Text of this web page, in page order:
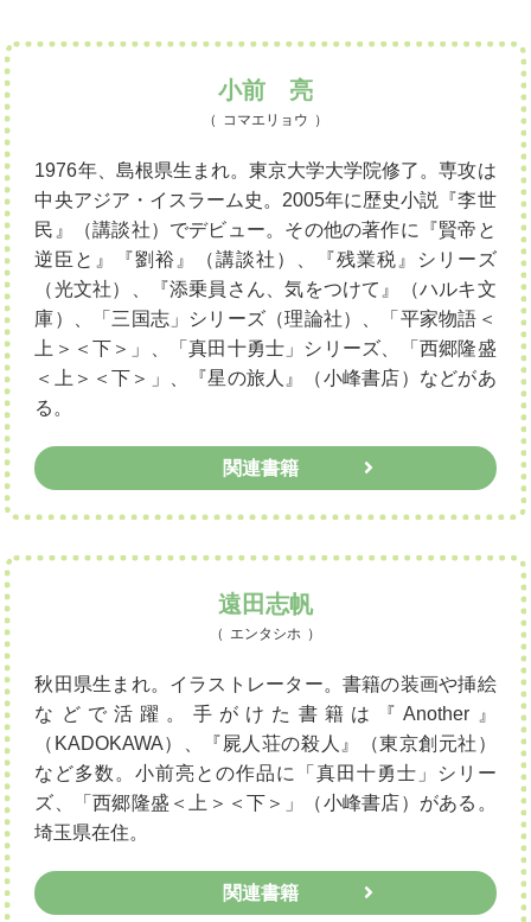
小前 亮
コマエリョウ
1976年、島根県生まれ。東京大学大学院修了。専攻は
中央アジア・イスラーム史。2005年に歴史小説『李世
民』（講談社）でデビュー。その他の著作に『賢帝と
逆臣と』『劉裕』（講談社）、『残業税』シリーズ
（光文社）、『添乗員さん、気をつけて』（ハルキ文
庫）、「三国志」シリーズ（理論社）、「平家物語＜
上＞＜下＞」、「真田十勇士」シリーズ、「西郷隆盛
＜上＞＜下＞」、『星の旅人』（小峰書店）などがあ
る。
関連書籍
遠田志帆
エンタシホ
秋田県生まれ。イラストレーター。書籍の装画や挿絵
などで活躍。手がけた書籍は『Another』
（KADOKAWA）、『屍人荘の殺人』（東京創元社）
など多数。小前亮との作品に「真田十勇士」シリー
ズ、「西郷隆盛＜上＞＜下＞」（小峰書店）がある。
埼玉県在住。
関連書籍